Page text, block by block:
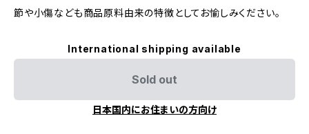
節や小傷なども商品原料由来の特徴としてお愉しみください。
International shipping available
Sold out
日本国内にお住まいの方向け